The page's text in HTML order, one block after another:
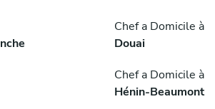
Chef a Domicile à
Douai
Chef a Domicile à
Hénin-Beaumont